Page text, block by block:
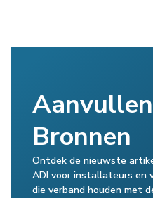
Bronnen
Ontdek de nieuwste
ADI voor installateurs en
die verband houden met